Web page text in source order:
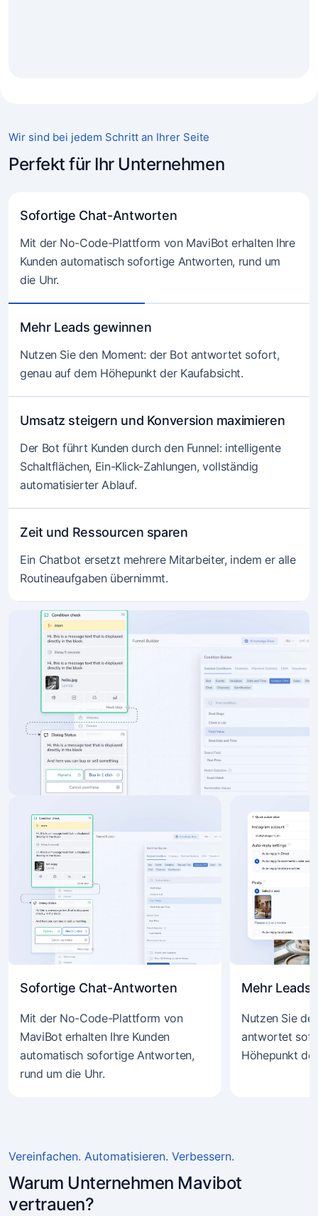
Wir sind bei jedem Schritt an Ihrer Seite
Perfekt für Ihr Unternehmen
Sofortige Chat-Antworten
Mit der No-Code-Plattform von MaviBot erhalten Ihre
Kunden automatisch sofortige Antworten, rund um
die Uhr.
Mehr Leads gewinnen
Nutzen Sie den Moment: der Bot antwortet sofort,
genau auf dem Höhepunkt der Kaufabsicht.
Umsatz steigern und Konversion maximieren
Der Bot führt Kunden durch den Funnel: intelligente
Schaltflächen, Ein-Klick-Zahlungen, vollständig
automatisierter Ablauf.
Zeit und Ressourcen sparen
Ein Chatbot ersetzt mehrere Mitarbeiter, indem er alle
Routineaufgaben übernimmt.
Sofortige Chat-Antworten
Mit der No-Code-Plattform von
MaviBot erhalten Ihre Kunden
automatisch sofortige Antworten,
rund um die Uhr.
Mehr Leads
Nutzen Sie
antwortet
Höhepunkt
Vereinfachen. Automatisieren. Verbessern.
Warum Unternehmen Mavibot
vertrauen?